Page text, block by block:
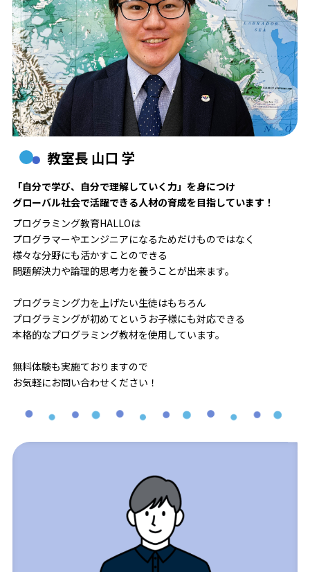
教室長 山口 学
「自分で学び、自分で理解していく力」を身につけ
グローバル社会で活躍できる人材の育成を目指しています！
プログラミング教育HALLOは
プログラマーやエンジニアになるためだけものではなく
様々な分野にも活かすことのできる
問題解決力や論理的思考力を養うことが出来ます。
プログラミング力を上げたい生徒はもちろん
プログラミングが初めてというお子様にも対応できる
本格的なプログラミング教材を使用しています。
無料体験も実施ておりますので
お気軽にお問い合わせください！